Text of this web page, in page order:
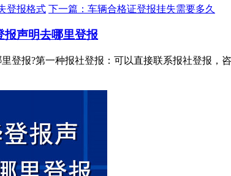
登报格式 下一篇：车辆合格证登报挂失需要多久
报声明去哪里登报
登报?第一种报社登报：可以直接联系报社登报